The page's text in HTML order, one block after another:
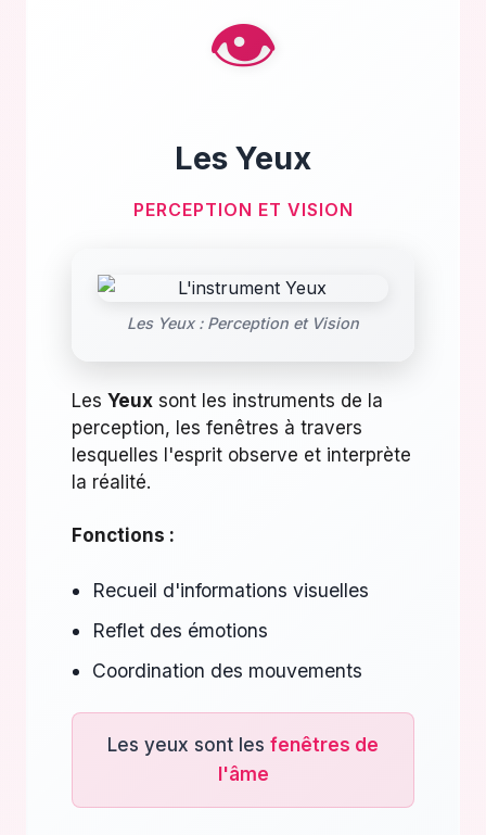
👁️
Les Yeux
PERCEPTION ET VISION
Les Yeux : Perception et Vision
Les Yeux sont les instruments de la
perception, les fenêtres à travers
lesquelles l'esprit observe et interprète
la réalité.
Fonctions :
Recueil d'informations visuelles
Reflet des émotions
Coordination des mouvements
Les yeux sont les fenêtres de
l'âme